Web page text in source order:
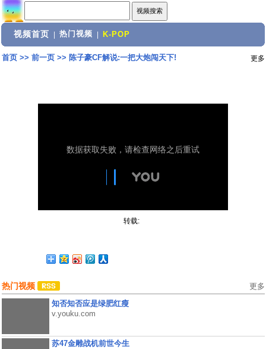
视频首页 热门视频 K-POP
首页>> 前一页>> 陈子豪CF解说:一把大炮闯天下! 更多
转载:
热门视频 更多
知否知否应是绿肥红瘦
v.youku.com
苏47金雕战机前世今生